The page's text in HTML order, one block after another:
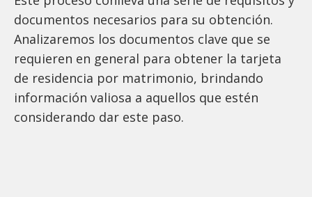
documentos necesarios para su obtención.
Analizaremos los documentos clave que se
requieren en general para obtener la tarjeta
de residencia por matrimonio, brindando
información valiosa a aquellos que estén
considerando dar este paso.